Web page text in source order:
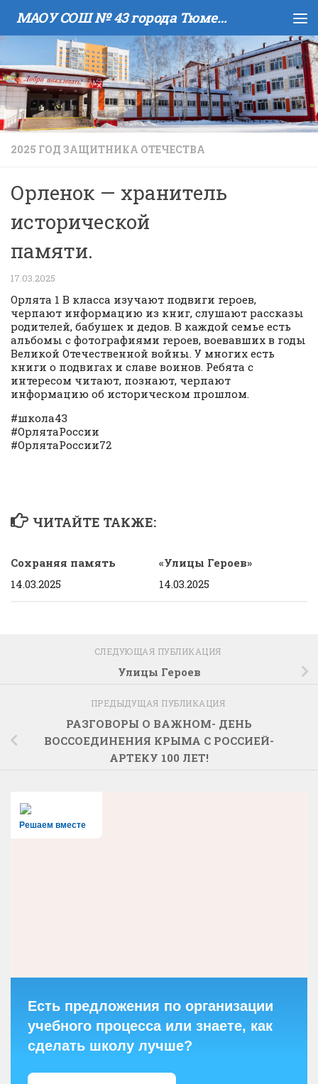
Skip to content МАОУ COШ № 43 города Тюмени имени В.И. Муравленко
2025 ГОД ЗАЩИТНИКА ОТЕЧЕСТВА
Орленок — хранитель
исторической
памяти.
17.03.2025
Орлята 1 В класса изучают подвиги героев,
черпают информацию из книг, слушают рассказы
родителей, бабушек и дедов. В каждой семье есть
альбомы с фотографиями героев, воевавших в годы
Великой Отечественной войны. У многих есть
книги о подвигах и славе воинов. Ребята с
интересом читают, познают, черпают
информацию об историческом прошлом.
#школа43
#ОрлятаРоссии
#ОрлятаРоссии72
ЧИТАЙТЕ ТАКЖЕ:
Сохраняя память
14.03.2025
«Улицы Героев»
14.03.2025
СЛЕДУЮЩАЯ ПУБЛИКАЦИЯ
Улицы Героев
ПРЕДЫДУЩАЯ ПУБЛИКАЦИЯ
РАЗГОВОРЫ О ВАЖНОМ- ДЕНЬ
ВОССОЕДИНЕНИЯ КРЫМА С РОССИЕЙ-
АРТЕКУ 100 ЛЕТ!
Решаем вместе
Есть предложения по организации
учебного процесса или знаете, как
сделать школу лучше?